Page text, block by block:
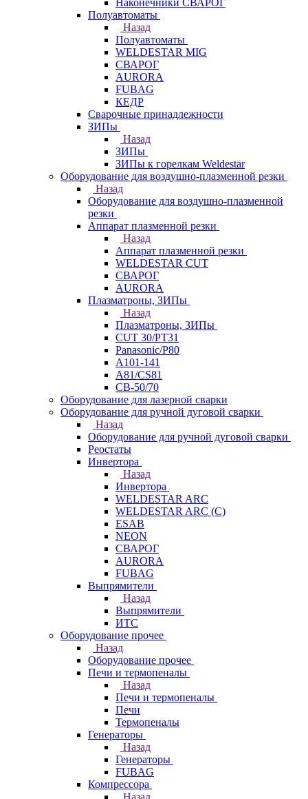
Наконечники СВАРОГ
Полуавтоматы
Назад
Полуавтоматы
WELDESTAR MIG
СВАРОГ
AURORA
FUBAG
КЕДР
Сварочные принадлежности
ЗИПы
Назад
ЗИПы
ЗИПы к горелкам Weldestar
Оборудование для воздушно-плазменной резки
Назад
Оборудование для воздушно-плазменной
резки
Аппарат плазменной резки
Назад
Аппарат плазменной резки
WELDESTAR CUT
СВАРОГ
AURORA
Плазматроны, ЗИПы
Назад
Плазматроны, ЗИПы
CUT 30/PT31
Panasonic/P80
А101-141
А81/CS81
СВ-50/70
Оборудование для лазерной сварки
Оборудование для ручной дуговой сварки
Назад
Оборудование для ручной дуговой сварки
Реостаты
Инвертора
Назад
Инвертора
WELDESTAR ARC
WELDESTAR ARC (С)
ESAB
NEON
СВАРОГ
AURORA
FUBAG
Выпрямители
Назад
Выпрямители
ИТС
Оборудование прочее
Назад
Оборудование прочее
Печи и термопеналы
Назад
Печи и термопеналы
Печи
Термопеналы
Генераторы
Назад
Генераторы
FUBAG
Компрессора
Назад